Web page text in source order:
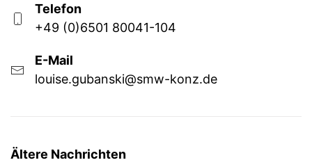
Telefon
+49 (0)6501 80041-104
E-Mail
louise.gubanski@smw-konz.de
Ältere Nachrichten